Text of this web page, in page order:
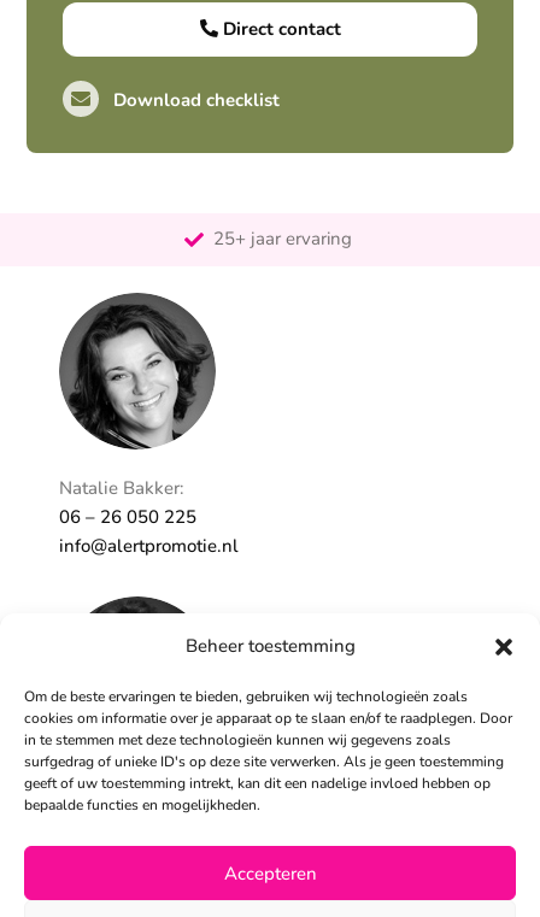
Beheer toestemming
Om de beste ervaringen te bieden, gebruiken wij technologieën zoals
cookies om informatie over je apparaat op te slaan en/of te raadplegen. Door
in te stemmen met deze technologieën kunnen wij gegevens zoals
surfgedrag of unieke ID's op deze site verwerken. Als je geen toestemming
geeft of uw toestemming intrekt, kan dit een nadelige invloed hebben op
bepaalde functies en mogelijkheden.
Accepteren
Direct contact
Download checklist
25+ jaar ervaring
Natalie Bakker:
06 – 26 050 225
info@alertpromotie.nl
Sandra Peters:
06 – 26 050 230
info@alertpromotie.nl